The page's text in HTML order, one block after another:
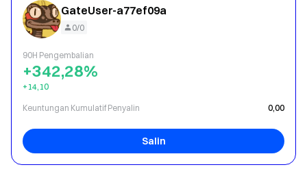
GateUser-a77ef09a
0/0
90H Pengembalian
+342,28%
+14,10
Keuntungan Kumulatif Penyalin 0,00
Salin